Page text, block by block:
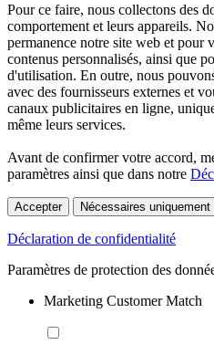
Pour ce faire, nous collectons des
comportement et leurs appareils.
permanence notre site web et pour
contenus personnalisés, ainsi que
d'utilisation. En outre, nous
avec des fournisseurs externes et
canaux publicitaires en ligne,
même leurs services.
Avant de confirmer votre accord,
paramètres ainsi que dans notre
Accepter Nécessaires uniquement
Déclaration de confidentialité
Paramètres de protection des
Marketing Customer Match